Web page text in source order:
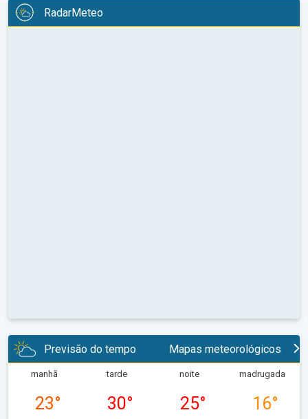
RadarMeteo
Previsão do tempo Mapas meteorológicos
manhã
23°
tarde
30°
noite
25°
madrugada
16°